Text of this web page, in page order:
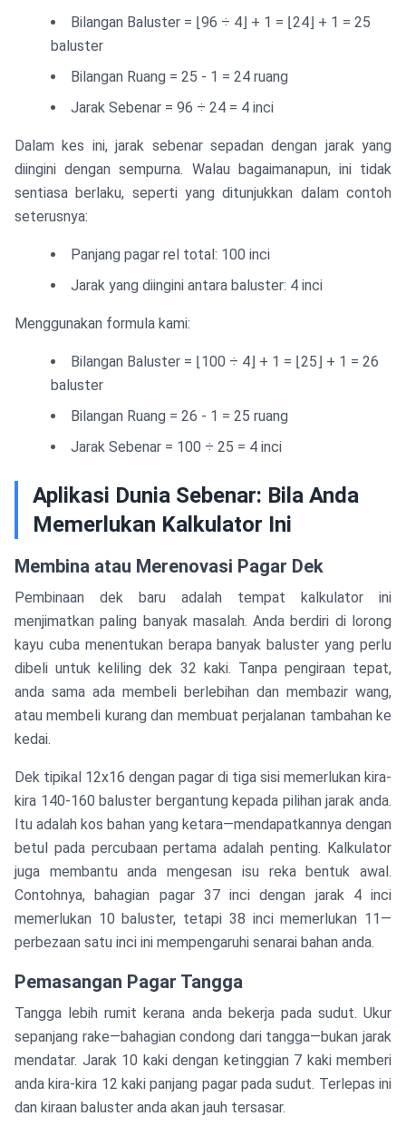
Bilangan Baluster = ⌊96 ÷ 4⌋ + 1 = ⌊24⌋ + 1 = 25
baluster
Bilangan Ruang = 25 - 1 = 24 ruang
Jarak Sebenar = 96 ÷ 24 = 4 inci
Dalam kes ini, jarak sebenar sepadan dengan jarak yang
diingini dengan sempurna. Walau bagaimanapun, ini tidak
sentiasa berlaku, seperti yang ditunjukkan dalam contoh
seterusnya:
Panjang pagar rel total: 100 inci
Jarak yang diingini antara baluster: 4 inci
Menggunakan formula kami:
Bilangan Baluster = ⌊100 ÷ 4⌋ + 1 = ⌊25⌋ + 1 = 26
baluster
Bilangan Ruang = 26 - 1 = 25 ruang
Jarak Sebenar = 100 ÷ 25 = 4 inci
Aplikasi Dunia Sebenar: Bila Anda
Memerlukan Kalkulator Ini
Membina atau Merenovasi Pagar Dek
Pembinaan dek baru adalah tempat kalkulator ini
menjimatkan paling banyak masalah. Anda berdiri di lorong
kayu cuba menentukan berapa banyak baluster yang perlu
dibeli untuk keliling dek 32 kaki. Tanpa pengiraan tepat,
anda sama ada membeli berlebihan dan membazir wang,
atau membeli kurang dan membuat perjalanan tambahan ke
kedai.
Dek tipikal 12x16 dengan pagar di tiga sisi memerlukan kira-
kira 140-160 baluster bergantung kepada pilihan jarak anda.
Itu adalah kos bahan yang ketara—mendapatkannya dengan
betul pada percubaan pertama adalah penting. Kalkulator
juga membantu anda mengesan isu reka bentuk awal.
Contohnya, bahagian pagar 37 inci dengan jarak 4 inci
memerlukan 10 baluster, tetapi 38 inci memerlukan 11—
perbezaan satu inci ini mempengaruhi senarai bahan anda.
Pemasangan Pagar Tangga
Tangga lebih rumit kerana anda bekerja pada sudut. Ukur
sepanjang rake—bahagian condong dari tangga—bukan jarak
mendatar. Jarak 10 kaki dengan ketinggian 7 kaki memberi
anda kira-kira 12 kaki panjang pagar pada sudut. Terlepas ini
dan kiraan baluster anda akan jauh tersasar.